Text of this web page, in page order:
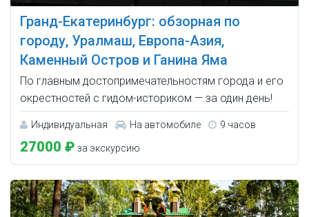
Гранд-Екатеринбург: обзорная по
городу, Уралмаш, Европа-Азия,
Каменный Остров и Ганина Яма
По главным достопримечательностям города и его
окрестностей с гидом-историком — за один день!
Индивидуальная На автомобиле 9 часов
27000 ₽ за экскурсию